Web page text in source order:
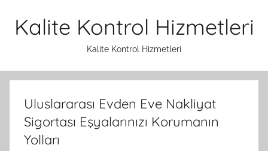
Kalite Kontrol Hizmetleri
Kalite Kontrol Hizmetleri
Uluslararası Evden Eve Nakliyat
Sigortası Eşyalarınızı Korumanın
Yolları